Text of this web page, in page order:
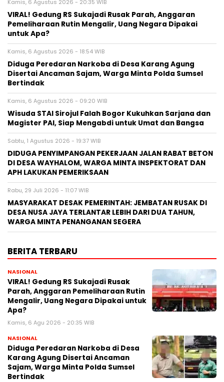
Kamis, 6 Agustus 2026 - 20:35 WIB
VIRAL! Gedung RS Sukajadi Rusak Parah, Anggaran
Pemeliharaan Rutin Mengalir, Uang Negara Dipakai
untuk Apa?
Kamis, 6 Agustus 2026 - 18:54 WIB
Diduga Peredaran Narkoba di Desa Karang Agung
Disertai Ancaman Sajam, Warga Minta Polda Sumsel
Bertindak
Kamis, 6 Agustus 2026 - 09:20 WIB
Wisuda STAI Sirojul Falah Bogor Kukuhkan Sarjana dan
Magister PAI, Siap Mengabdi untuk Umat dan Bangsa
Sabtu, 1 Agustus 2026 - 19:37 WIB
DIDUGA PENYIMPANGAN PEKERJAAN JALAN RABAT BETON
DI DESA WAYHALOM, WARGA MINTA INSPEKTORAT DAN
APH LAKUKAN PEMERIKSAAN
Rabu, 29 Juli 2026 - 11:07 WIB
MASYARAKAT DESAK PEMERINTAH: JEMBATAN RUSAK DI
DESA NUSA JAYA TERLANTAR LEBIH DARI DUA TAHUN,
WARGA MINTA PENANGANAN SEGERA
BERITA TERBARU
NASIONAL
VIRAL! Gedung RS Sukajadi Rusak
Parah, Anggaran Pemeliharaan Rutin
Mengalir, Uang Negara Dipakai untuk
Apa?
Kamis, 6 Agu 2026 - 20:35 WIB
NASIONAL
Diduga Peredaran Narkoba di Desa
Karang Agung Disertai Ancaman
Sajam, Warga Minta Polda Sumsel
Bertindak